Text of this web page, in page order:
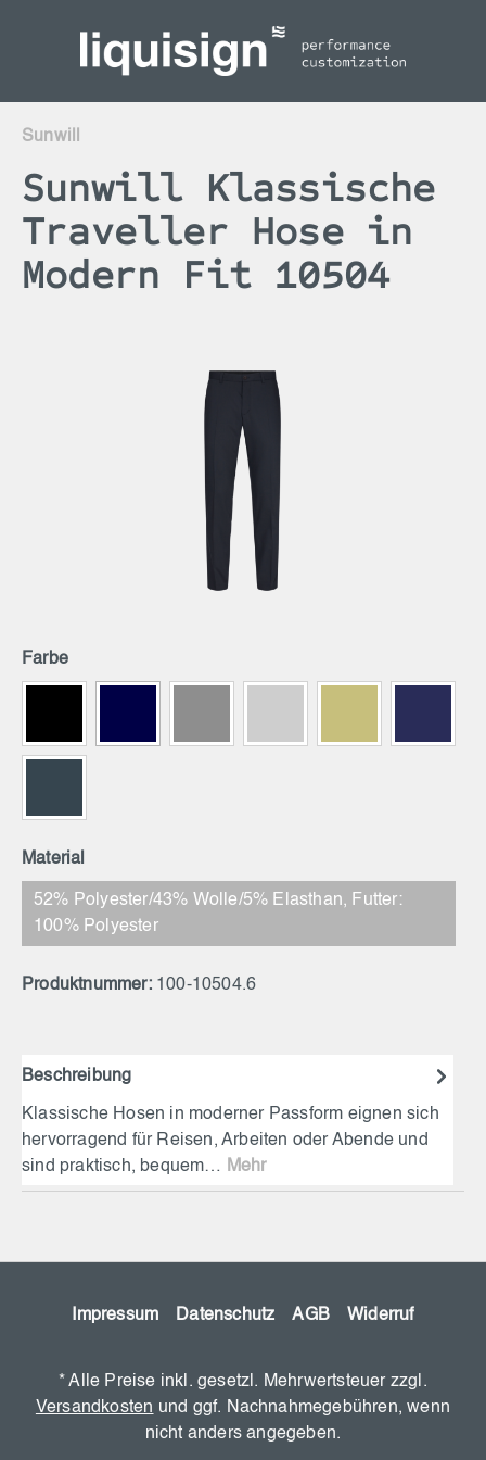
Sunwill
Sunwill Klassische
Traveller Hose in
Modern Fit 10504
Farbe
Material
52% Polyester/43% Wolle/5% Elasthan, Futter:
100% Polyester
Produktnummer: 100-10504.6
Beschreibung
Klassische Hosen in moderner Passform eignen sich
hervorragend für Reisen, Arbeiten oder Abende und
sind praktisch, bequem… Mehr
Impressum Datenschutz AGB Widerruf
* Alle Preise inkl. gesetzl. Mehrwertsteuer zzgl.
Versandkosten und ggf. Nachnahmegebühren, wenn
nicht anders angegeben.